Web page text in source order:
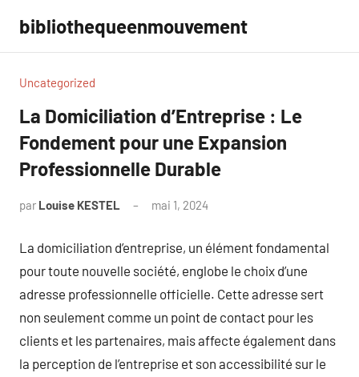
contenu
bibliothequeenmouvement
Uncategorized
La Domiciliation d’Entreprise : Le
Fondement pour une Expansion
Professionnelle Durable
par Louise KESTEL mai 1, 2024
La domiciliation d’entreprise, un élément fondamental
pour toute nouvelle société, englobe le choix d’une
adresse professionnelle officielle. Cette adresse sert
non seulement comme un point de contact pour les
clients et les partenaires, mais affecte également dans
la perception de l’entreprise et son accessibilité sur le